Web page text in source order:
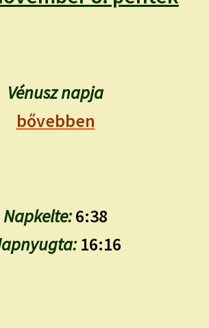
CSATORNÁNKRA!
LIMITÁLT!
Vénusz napja
bővebben
Napkelte:6:38
16:16